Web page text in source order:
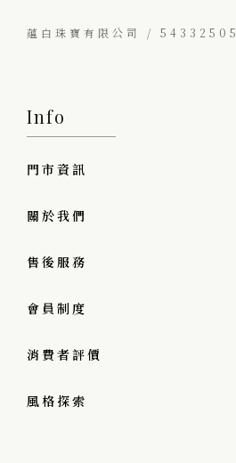
蘊白珠寶有限公司 / 54332505
Info
門市資訊
關於我們
售後服務
會員制度
消費者評價
風格探索